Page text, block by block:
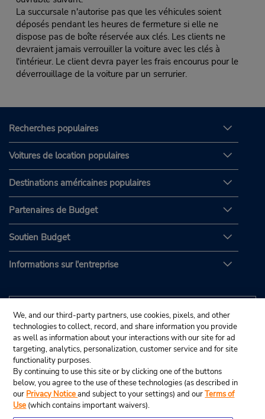
La succursale n'autorise pas que les véhicules soient
déposés pendant les heures de fermeture si elle ne
dispose pas de boîte réservée aux clés. Les clients ne
devraient jamais verrouiller la voiture avec les clés à
l'intérieur. Le client devra payer les frais encourus pour le
déverrouillage de la voiture par un serrurier.
Recherches populaires
Voitures de location populaires
Destinations américaines populaires
Partenaires de Budget
Soutien Budget
Informations sur l'entreprise
We, and our third-party partners, use cookies, pixels, and other
technologies to collect, record, and share information you provide
as well as information about your interactions with our site for ad
targeting, analytics, personalization, customer service and for site
functionality purposes.
By continuing to use this site or by clicking one of the buttons
below, you agree to the use of these technologies (as described in
our Privacy Noticeand subject to your settings) and ourTerms of
Use (which contains important waivers).